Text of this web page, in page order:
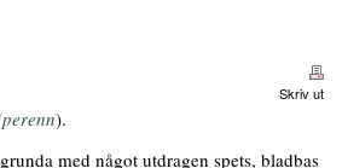
Skriv ut
).
med något utdragen spets, bladbas